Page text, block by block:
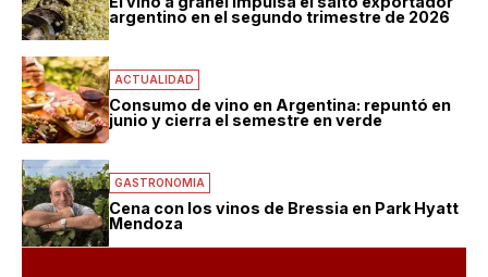
argentino en el segundo trimestre de 2026
ACTUALIDAD
Consumo de vino en Argentina: repuntó en
junio y cierra el semestre en verde
GASTRONOMIA
Cena con los vinos de Bressia en Park Hyatt
Mendoza